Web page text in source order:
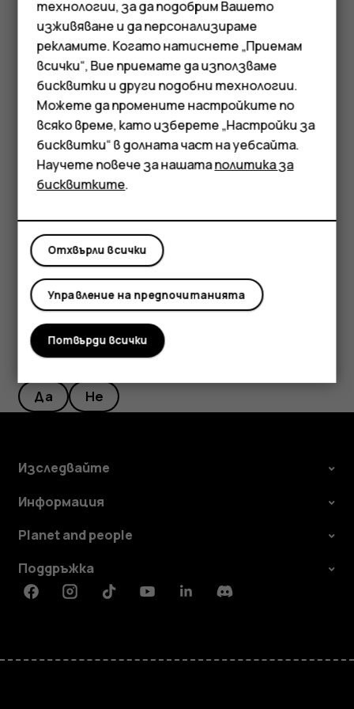
Смартфони
Мобилни телефони
Аксесоари
Таблети
Търсене на контакт
Докоснете Контакти
Докоснетеsearch.
Филтриране на списъка с контакти
ДокоснетеКонтакти>menu>settingsНастройки, след
което –Сортиране поилиФормат на иметов
списъка с контакти.
ДокоснетеКонтакти>menu>settingsНастройки>
Импортиране/Експортиране
Полезен ли беше този отговор?
Да Не
Изследвайте
Информация
Planet and people
Поддръжка
FacebookInstagramTiktokYoutubeLinkedinDiscord
технологии, за да подобрим Вашето
изживяване и да персонализираме
рекламите. Когато натиснете „Приемам
всички“, Вие приемате да използваме
бисквитки и други подобни технологии.
Можете да промените настройките по
всяко време, като изберете „Настройки за
бисквитки“ в долната част на уебсайта.
Научете повече за нашатаполитика за
бисквитките.
Отхвърли всички
Управление на предпочитанията
Потвърди всички